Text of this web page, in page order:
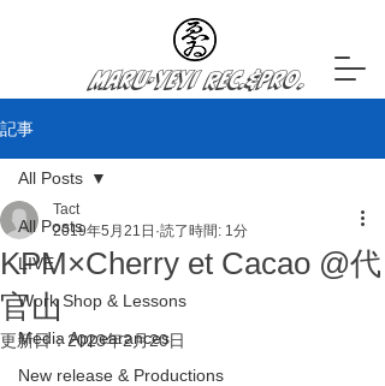
Maru-YeYi Rec.&Pro.
記事
All Posts
LIVE
Work Shop & Lessons
Media Appearances
New release & Productions
All Posts
KPM×Cherry et Cacao @代
官山
Tact
2019年5月21日 読了時間: 1分
更新日：2023年2月20日